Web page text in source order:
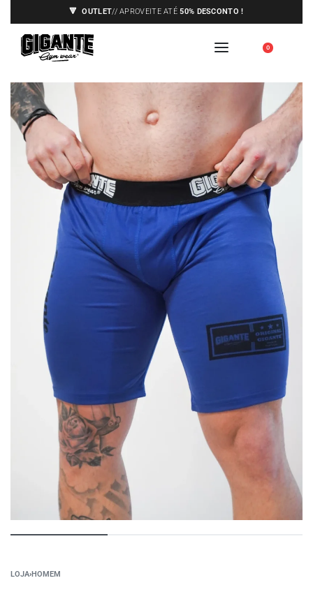
🔻OUTLET// APROVEITE ATÉ50% DESCONTO !
🇪🇺ENVIOS APENAS PARA A EUROPA, 0
LOJA›HOMEM